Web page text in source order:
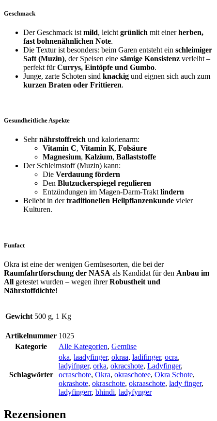
Geschmack
Der Geschmack ist mild, leicht grünlich mit einerherben,
fast bohnenähnlichen Note.
Die Textur ist besonders: beim Garen entsteht ein schleimiger
Saft (Muzin), der Speisen eine sämige Konsistenz verleiht –
perfekt fürCurrys, Eintöpfe und Gumbo.
Junge, zarte Schoten sind knackig und eignen sich auch zum
kurzen Braten oder Frittieren.
Gesundheitliche Aspekte
Sehrnährstoffreich und kalorienarm:
Vitamin C, Vitamin K, Folsäure
Magnesium, Kalzium, Ballaststoffe
Der Schleimstoff (Muzin) kann:
Die Verdauung fördern
Den Blutzuckerspiegel regulieren
Entzündungen im Magen-Darm-Trakt lindern
Beliebt in dertraditionellen Heilpflanzenkunde vieler
Kulturen.
Funfact
Okra ist eine der wenigen Gemüsesorten, die bei der
Raumfahrtforschung der NASA als Kandidat für den Anbau im
All getestet wurden – wegen ihrerRobustheit und
Nährstoffdichte!
Gewicht 500 g, 1 Kg
Artikelnummer 1025
Kategorie
Alle Kategorien, Gemüse
Schlagwörter
oka, laadyfinger, okraa, ladifinger, ocra,
ladyifnger, orka, okracshote, Ladyfinger,
ocraschote, Okra, okraschotee, Okra Schote,
okrashote, okraschote, okraaschote, lady finger,
ladyfingerr, bhindi, ladyfynger
Rezensionen